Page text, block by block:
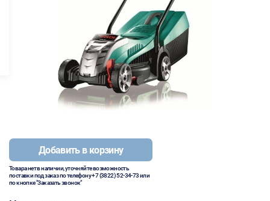
Добавить в корзину
Товара нет в наличии, уточняйте возможность
поставки под заказ по телефону+7 (3822) 52-34-73или
по кнопке "Заказать звонок"